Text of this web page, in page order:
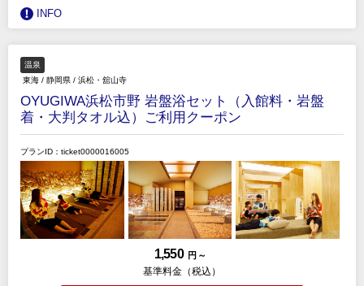
INFO
温泉
東海 / 静岡県 / 浜松・舘山寺
OYUGIWA浜松市野 岩盤浴セット（入館料・岩盤
着・大判タオル込）ご利用クーポン
プランID：ticket0000016005
1,550 円 ～
基準料金（税込）